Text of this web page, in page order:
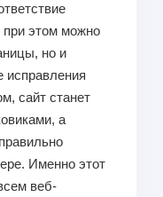
этом можно
но и
исправления
сайт станет
а
Именно этот
веб-